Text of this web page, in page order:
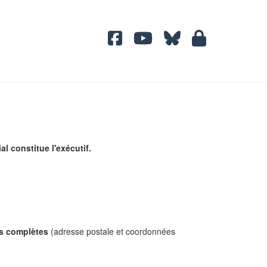
constitue l'exécutif.
complètes (adresse postale et coordonnées